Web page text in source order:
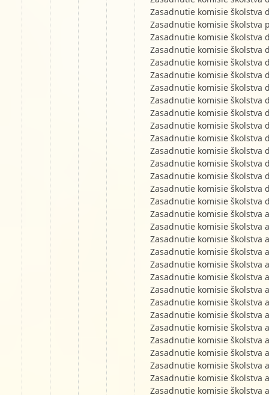
Zasadnutie komisie školstva
Zasadnutie komisie školstva
Zasadnutie komisie školstva
Zasadnutie komisie školstva
Zasadnutie komisie školstva
Zasadnutie komisie školstva
Zasadnutie komisie školstva
Zasadnutie komisie školstva
Zasadnutie komisie školstva
Zasadnutie komisie školstva
Zasadnutie komisie školstva
Zasadnutie komisie školstva
Zasadnutie komisie školstva
Zasadnutie komisie školstva
Zasadnutie komisie školstva
Zasadnutie komisie školstva
Zasadnutie komisie školstva
Zasadnutie komisie školstva
Zasadnutie komisie školstva
Zasadnutie komisie školstva
Zasadnutie komisie školstva
Zasadnutie komisie školstva
Zasadnutie komisie školstva
Zasadnutie komisie školstva
Zasadnutie komisie školstva
Zasadnutie komisie školstva
Zasadnutie komisie školstva
Zasadnutie komisie školstva
Zasadnutie komisie školstva
Zasadnutie komisie školstva
Zasadnutie komisie školstva